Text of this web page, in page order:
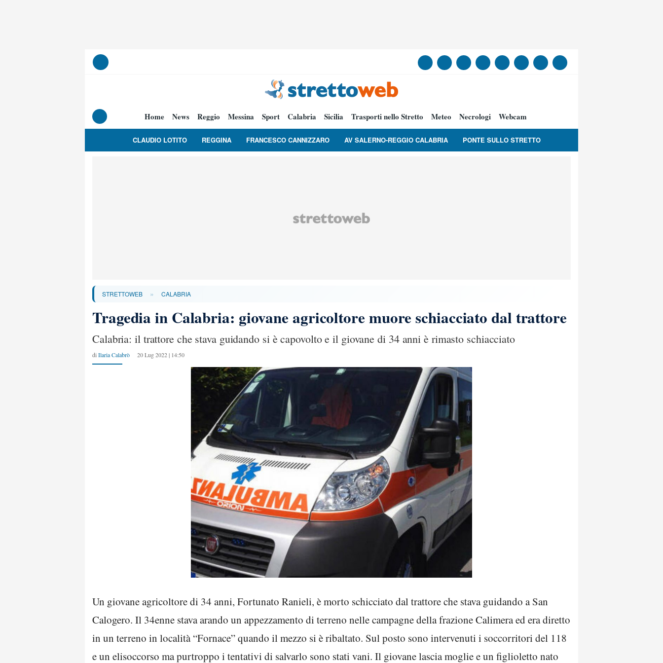
Home News Reggio Messina Sport Calabria Sicilia Trasporti nello Stretto Meteo Necrologi Webcam
CLAUDIO LOTITO REGGINA FRANCESCO CANNIZZARO AV SALERNO-REGGIO CALABRIA PONTE SULLO STRETTO
STRETTOWEB » CALABRIA
Tragedia in Calabria: giovane agricoltore muore schiacciato dal trattore
Calabria: il trattore che stava guidando si è capovolto e il giovane di 34 anni è rimasto schiacciato
di Ilaria Calabrò 20 Lug 2022 | 14:50
Un giovane agricoltore di 34 anni, Fortunato Ranieli, è morto schicciato dal trattore che stava guidando a San
Calogero. Il 34enne stava arando un appezzamento di terreno nelle campagne della frazione Calimera ed era diretto
in un terreno in località “Fornace” quando il mezzo si è ribaltato. Sul posto sono intervenuti i soccorritori del 118
e un elisoccorso ma purtroppo i tentativi di salvarlo sono stati vani. Il giovane lascia moglie e un figlioletto nato